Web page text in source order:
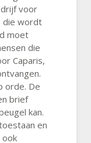
voor
die wordt
moet
die
Caparis,
orde. De
brief
kan.
en